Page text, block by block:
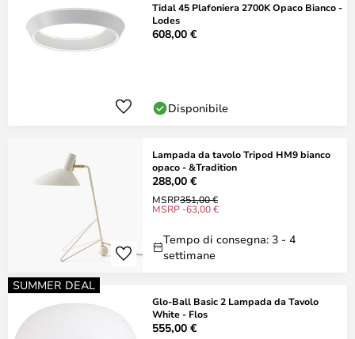
Tidal 45 Plafoniera 2700K Opaco Bianco -
Lodes
608,00 €
Disponibile
Lampada da tavolo Tripod HM9 bianco
opaco - &Tradition
288,00 €
MSRP351,00 €
MSRP -63,00 €
Tempo di consegna: 3 - 4
settimane
SUMMER DEAL
Glo-Ball Basic 2 Lampada da Tavolo
White - Flos
555,00 €